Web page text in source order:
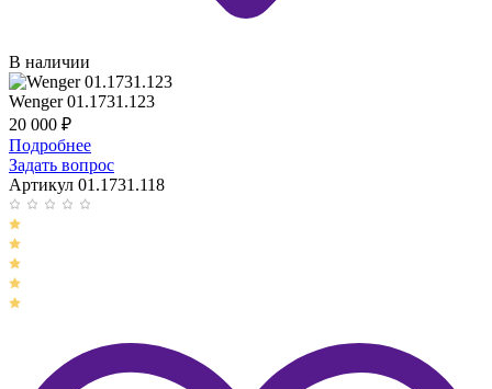
В наличии
Wenger 01.1731.123
20 000 ₽
Подробнее
Задать вопрос
Артикул 01.1731.118